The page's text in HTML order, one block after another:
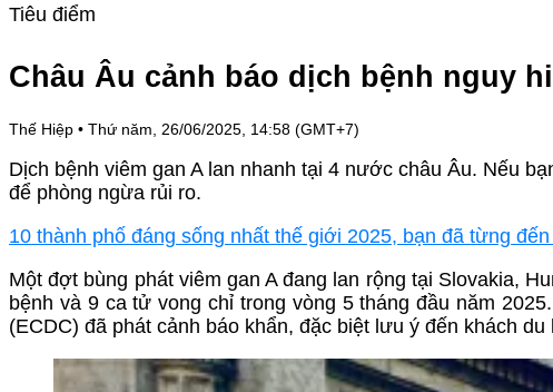
Tiêu điểm
Châu Âu cảnh báo dịch bệnh nguy
Thế Hiệp • Thứ năm, 26/06/2025, 14:58 (GMT+7)
Dịch bệnh viêm gan A lan nhanh tại 4 nước châu Âu. Nếu
để phòng ngừa rủi ro.
10 thành phố đáng sống nhất thế giới 2025, bạn đã từng
Một đợt bùng phát viêm gan A đang lan rộng tại Slovakia,
bệnh và 9 ca tử vong chỉ trong vòng 5 tháng đầu năm
(ECDC) đã phát cảnh báo khẩn, đặc biệt lưu ý đến khách du